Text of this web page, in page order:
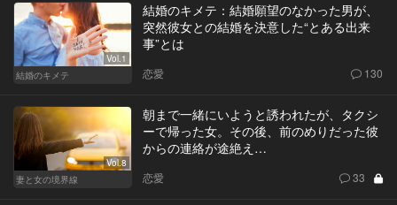
Vol.1
結婚のキメテ
結婚のキメテ：結婚願望のなかった男が、
突然彼女との結婚を決意した“とある出来
事”とは
恋愛 130
Vol.8
妻と女の境界線
朝まで一緒にいようと誘われたが、タクシ
ーで帰った女。その後、前のめりだった彼
からの連絡が途絶え…
恋愛 33